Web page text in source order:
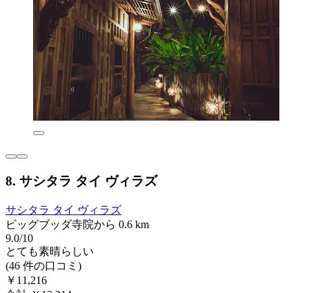
8. サシタラ タイ ヴィラズ
サシタラ タイ ヴィラズ
ビッグブッダ寺院から 0.6 km
9.0/10
とても素晴らしい
(46 件の口コミ)
￥11,216